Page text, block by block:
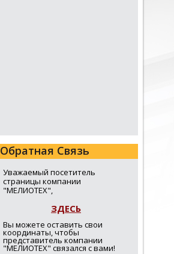
Обратная Связь
Уважаемый посетитель
страницы компании
"МЕЛИОТЕХ",
ЗДЕСЬ
Вы можете оставить свои
координаты, чтобы
представитель компании
"МЕЛИОТЕХ" связался с вами!